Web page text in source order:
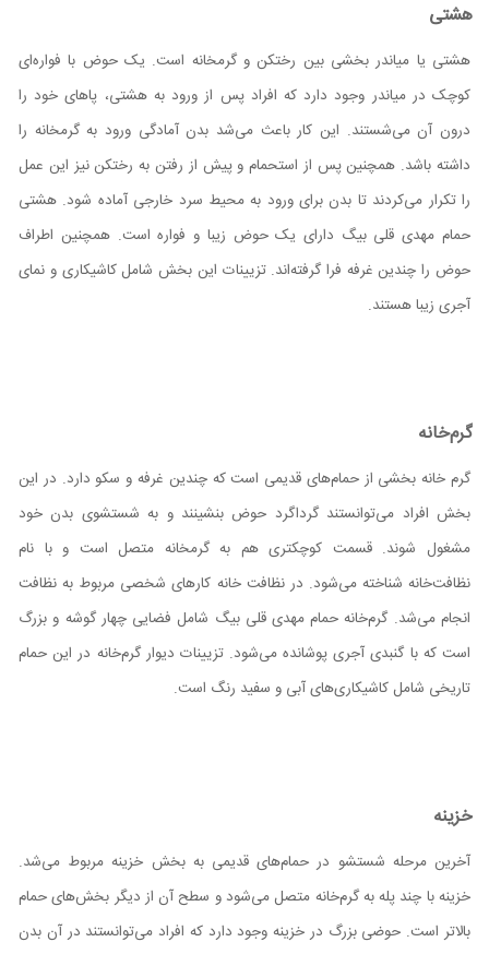
هشتی
هشتی یا میاندر بخشی بین رختکن و گرمخانه است. یک حوض با فواره‌ای
کوچک در میاندر وجود دارد که افراد پس از ورود به هشتی، پاهای خود را
درون آن می‌شستند. این کار باعث می‌شد بدن آمادگی ورود به گرمخانه را
داشته باشد. همچنین پس از استحمام و پیش از رفتن به رختکن نیز این عمل
را تکرار می‌کردند تا بدن برای ورود به محیط سرد خارجی آماده شود. هشتی
حمام مهدی قلی بیگ دارای یک حوض زیبا و فواره است. همچنین اطراف
حوض را چندین غرفه فرا گرفته‌اند. تزیینات این بخش شامل کاشیکاری و نمای
آجری زیبا هستند.
گرم‌خانه
گرم خانه بخشی از حمام‌های قدیمی است که چندین غرفه و سکو دارد. در این
بخش افراد می‌توانستند گرداگرد حوض بنشینند و به شستشوی بدن خود
مشغول شوند. قسمت کوچکتری هم به گرمخانه متصل است و با نام
نظافت‌خانه شناخته می‌شود. در نظافت خانه کارهای شخصی مربوط به نظافت
انجام می‌شد. گرم‌خانه حمام مهدی قلی بیگ شامل فضایی چهار گوشه و بزرگ
است که با گنبدی آجری پوشانده می‌شود. تزیینات دیوار گرم‌خانه در این حمام
تاریخی شامل کاشیکاری‌های آبی و سفید رنگ است.
خزینه
آخرین مرحله شستشو در حمام‌های قدیمی به بخش خزینه مربوط می‌شد.
خزینه با چند پله به گرم‌خانه متصل می‌شود و سطح آن از دیگر بخش‌های حمام
بالاتر است. حوضی بزرگ در خزینه وجود دارد که افراد می‌توانستند در آن بدن